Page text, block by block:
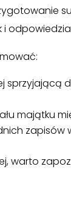
majątku
zapisów
warto